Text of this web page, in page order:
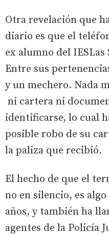
Otra revelación que
diario es que el
ex alumno del IESLas
Entre sus
y un mechero. Nada
ni cartera ni
identificarse, lo cual
posible robo de su
la paliza que recibió.
El hecho de que el
no en silencio, es
años, y también ha
agentes de la Policía